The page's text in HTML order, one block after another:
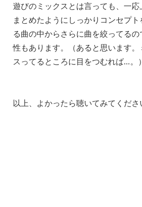
遊びのミックスとは言っても、一
まとめたようにしっかりコンセプト
る曲の中からさらに曲を絞ってる
性もあります。（あると思います。
スってるところに目をつむれば…。）
以上、よかったら聴いてみてくださ